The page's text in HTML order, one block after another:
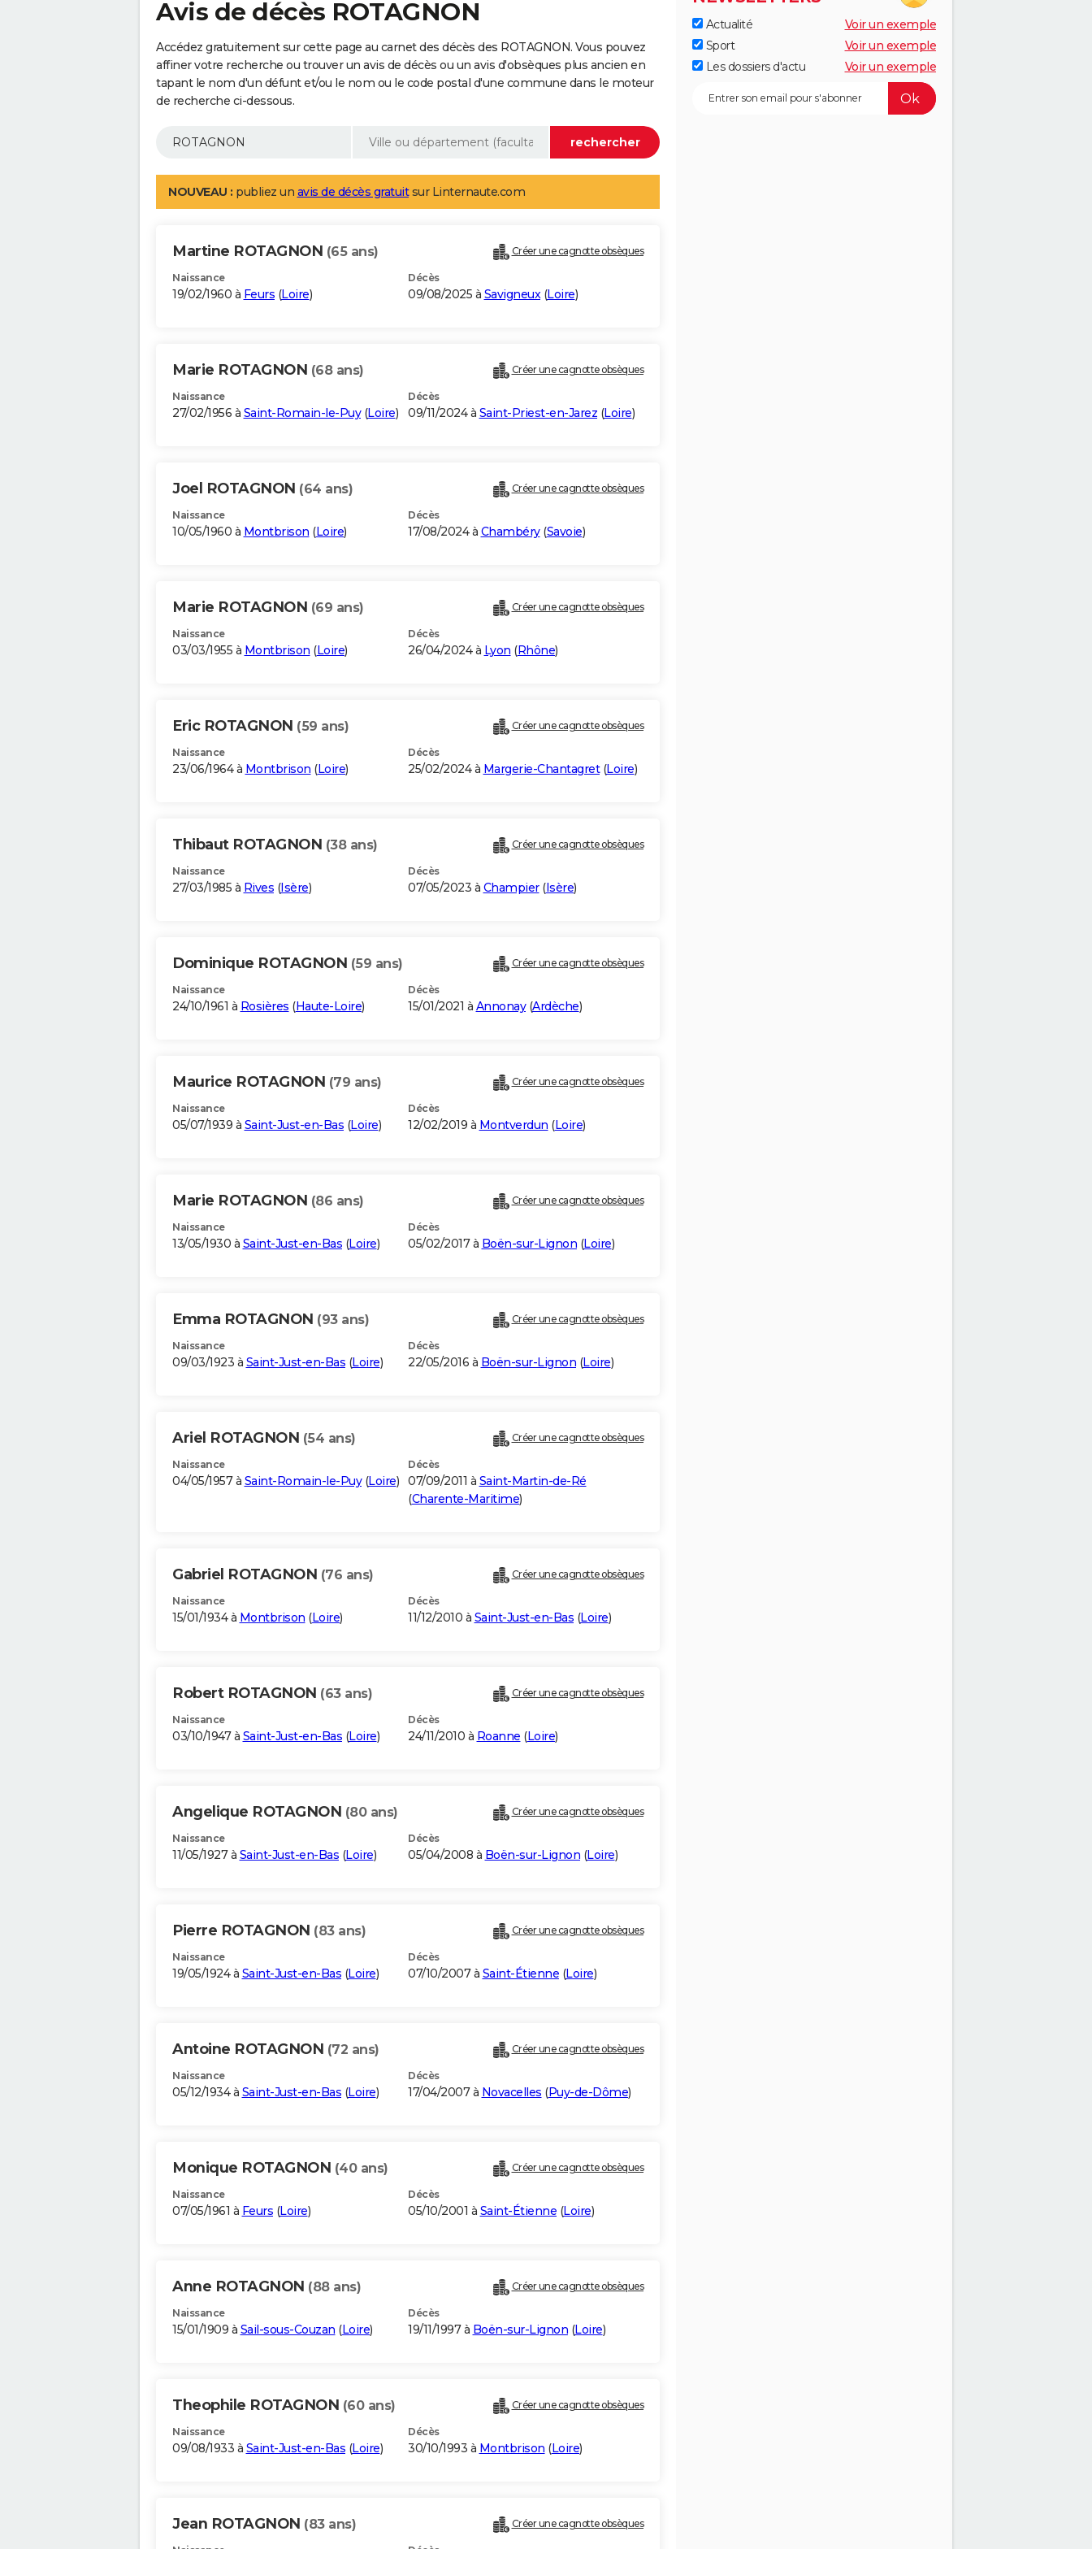
Avis de décès ROTAGNON
Accédez gratuitement sur cette page au carnet des décès des ROTAGNON. Vous pouvez
affiner votre recherche ou trouver un avis de décès ou un avis d'obsèques plus ancien en
tapant le nom d'un défunt et/ou le nom ou le code postal d'une commune dans le moteur
de recherche ci-dessous.
NOUVEAU : publiez un avis de décès gratuitsur Linternaute.com
Martine ROTAGNON (65 ans) Créer une cagnotte obsèques
Naissance
19/02/1960 à Feurs (Loire)
Décès
09/08/2025 à Savigneux(Loire)
Marie ROTAGNON (68 ans) Créer une cagnotte obsèques
Naissance
27/02/1956 à Saint-Romain-le-Puy(Loire)
Décès
09/11/2024 à Saint-Priest-en-Jarez (Loire)
Joel ROTAGNON (64 ans) Créer une cagnotte obsèques
Naissance
10/05/1960 à Montbrison (Loire)
Décès
17/08/2024 à Chambéry(Savoie)
Marie ROTAGNON (69 ans) Créer une cagnotte obsèques
Naissance
03/03/1955 à Montbrison (Loire)
Décès
26/04/2024 à Lyon (Rhône)
Eric ROTAGNON (59 ans) Créer une cagnotte obsèques
Naissance
23/06/1964 à Montbrison (Loire)
Décès
25/02/2024 à Margerie-Chantagret(Loire)
Thibaut ROTAGNON (38 ans) Créer une cagnotte obsèques
Naissance
27/03/1985 à Rives (Isère)
Décès
07/05/2023 à Champier(Isère)
Dominique ROTAGNON (59 ans) Créer une cagnotte obsèques
Naissance
24/10/1961 à Rosières (Haute-Loire)
Décès
15/01/2021 à Annonay(Ardèche)
Maurice ROTAGNON (79 ans) Créer une cagnotte obsèques
Naissance
05/07/1939 à Saint-Just-en-Bas (Loire)
Décès
12/02/2019 à Montverdun (Loire)
Marie ROTAGNON (86 ans) Créer une cagnotte obsèques
Naissance
13/05/1930 à Saint-Just-en-Bas (Loire)
Décès
05/02/2017 à Boën-sur-Lignon (Loire)
Emma ROTAGNON (93 ans) Créer une cagnotte obsèques
Naissance
09/03/1923 à Saint-Just-en-Bas (Loire)
Décès
22/05/2016 à Boën-sur-Lignon (Loire)
Ariel ROTAGNON (54 ans) Créer une cagnotte obsèques
Naissance
04/05/1957 à Saint-Romain-le-Puy(Loire)
Décès
07/09/2011 à Saint-Martin-de-Ré
(Charente-Maritime)
Gabriel ROTAGNON (76 ans) Créer une cagnotte obsèques
Naissance
15/01/1934 à Montbrison (Loire)
Décès
11/12/2010 à Saint-Just-en-Bas (Loire)
Robert ROTAGNON (63 ans) Créer une cagnotte obsèques
Naissance
03/10/1947 à Saint-Just-en-Bas (Loire)
Décès
24/11/2010 à Roanne (Loire)
Angelique ROTAGNON (80 ans) Créer une cagnotte obsèques
Naissance
11/05/1927 à Saint-Just-en-Bas (Loire)
Décès
05/04/2008 à Boën-sur-Lignon (Loire)
Pierre ROTAGNON (83 ans) Créer une cagnotte obsèques
Naissance
19/05/1924 à Saint-Just-en-Bas (Loire)
Décès
07/10/2007 à Saint-Étienne (Loire)
Antoine ROTAGNON (72 ans) Créer une cagnotte obsèques
Naissance
05/12/1934 à Saint-Just-en-Bas (Loire)
Décès
17/04/2007 à Novacelles (Puy-de-Dôme)
Monique ROTAGNON (40 ans) Créer une cagnotte obsèques
Naissance
07/05/1961 à Feurs (Loire)
Décès
05/10/2001 à Saint-Étienne (Loire)
Anne ROTAGNON (88 ans) Créer une cagnotte obsèques
Naissance
15/01/1909 à Sail-sous-Couzan (Loire)
Décès
19/11/1997 à Boën-sur-Lignon (Loire)
Theophile ROTAGNON (60 ans) Créer une cagnotte obsèques
Naissance
09/08/1933 à Saint-Just-en-Bas (Loire)
Décès
30/10/1993 à Montbrison (Loire)
Jean ROTAGNON (83 ans) Créer une cagnotte obsèques
Actualité
Voir un exemple
Sport
Voir un exemple
Les dossiers d'actu
Voir un exemple